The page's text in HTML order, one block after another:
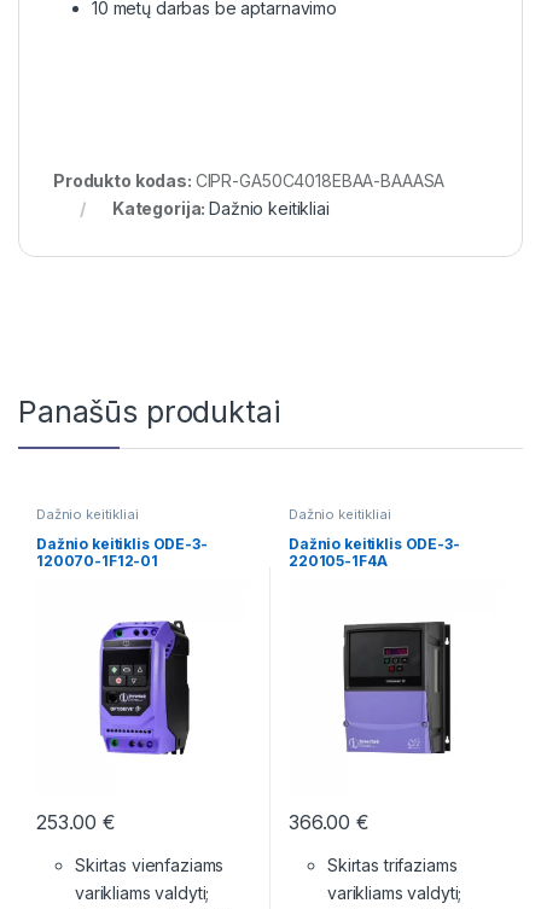
10 metų darbas be aptarnavimo
Produkto kodas: CIPR-GA50C4018EBAA-BAAASA
Kategorija:Dažnio keitikliai
Panašūs produktai
Dažnio keitikliai
Dažnio keitiklis ODE-3-
120070-1F12-01
253.00€
Skirtas vienfaziams
varikliams valdyti;
Dažnio keitikliai
Dažnio keitiklis ODE-3-
220105-1F4A
366.00€
Skirtas trifaziams
varikliams valdyti;